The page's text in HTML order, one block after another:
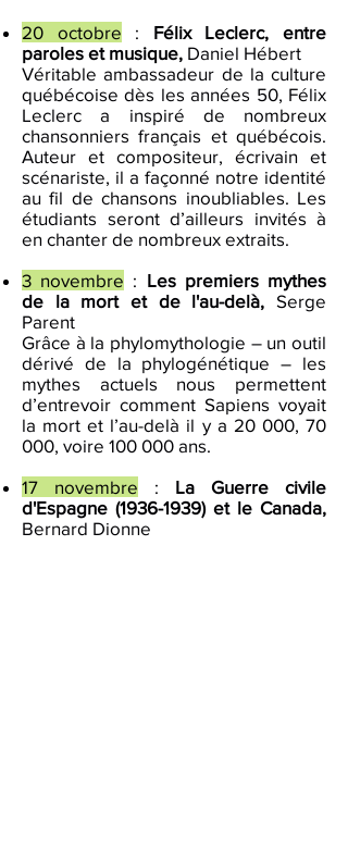
20 octobre : Félix Leclerc, entre
paroles et musique, Daniel Hébert
Véritable ambassadeur de la culture
québécoise dès les années 50, Félix
Leclerc a inspiré de nombreux
chansonniers français et québécois.
Auteur et compositeur, écrivain et
scénariste, il a façonné notre identité
au fil de chansons inoubliables. Les
étudiants seront d’ailleurs invités à
en chanter de nombreux extraits.
3 novembre : Les premiers mythes
de la mort et de l'au-delà, Serge
Parent
Grâce à la phylomythologie – un outil
dérivé de la phylogénétique – les
mythes actuels nous permettent
d’entrevoir comment Sapiens voyait
la mort et l’au-delà il y a 20 000, 70
000, voire 100 000 ans.
17 novembre : La Guerre civile
d'Espagne (1936-1939)et le Canada,
Bernard Dionne